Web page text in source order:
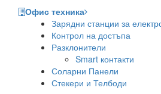
Офис техника
Зарядни станции за
Контрол на достъпа
Разклонители
Smart контакти
Соларни Панели
Стекери и Телбоди